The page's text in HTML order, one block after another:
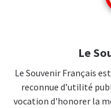
Le
Le Souvenir Français
reconnue d’utilité
vocation d'honorer la